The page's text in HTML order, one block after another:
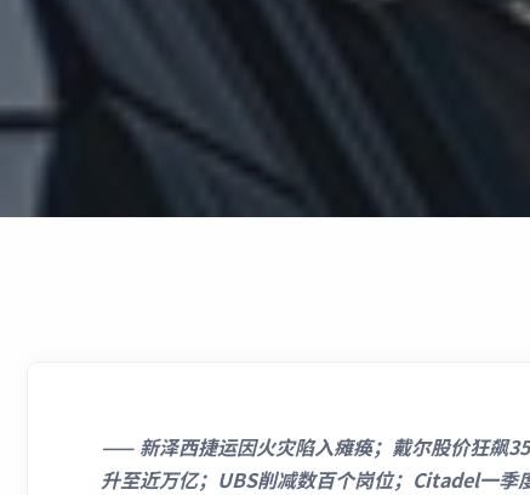
——新泽西捷运因火灾陷入瘫痪；戴尔股价狂飙
升至近万亿；UBS削减数百个岗位；Citadel一季